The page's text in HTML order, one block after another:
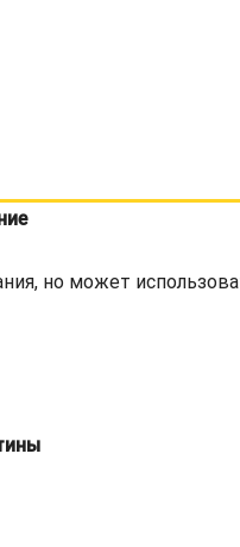
но может